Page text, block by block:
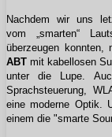
Nachdem wir uns
vom „smarten“
überzeugen
ABT mit kabellosen
unter die Lupe.
Sprachsteuerung,
eine moderne Optik.
einem die "smarte